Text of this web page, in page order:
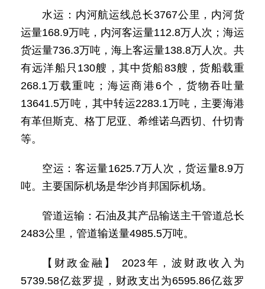
水运：内河航运线总长3767公里，内河货
运量168.9万吨，内河客运量112.8万人次；海运
货运量736.3万吨，海上客运量138.8万人次。共
有远洋船只130艘，其中货船83艘，货船载重
268.1万载重吨；海运商港6个，货物吞吐量
13641.5万吨，其中转运2283.1万吨，主要海港
有革但斯克、格丁尼亚、希维诺乌西切、什切青
等。
空运：客运量1625.7万人次，货运量8.9万
吨。主要国际机场是华沙肖邦国际机场。
管道运输：石油及其产品输送主干管道总长
2483公里，管道输送量4985.5万吨。
【财政金融】 2023年，波财政收入为
5739.58亿兹罗提，财政支出为6595.86亿兹罗